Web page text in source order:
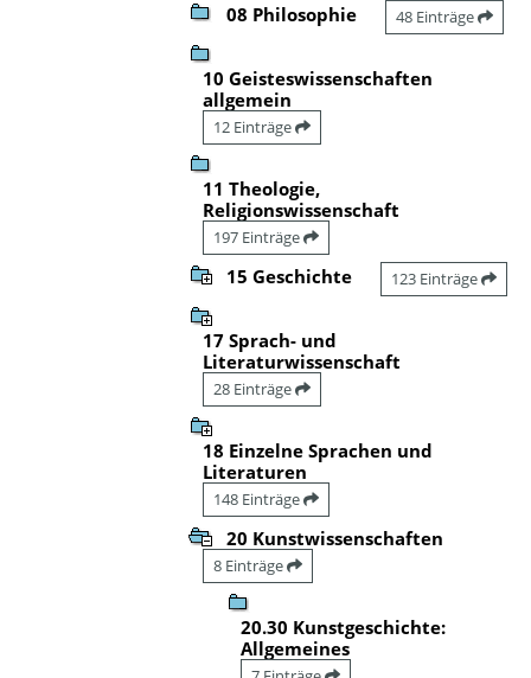
08 Philosophie 48 Einträge
10 Geisteswissenschaften
allgemein
12 Einträge
11 Theologie,
Religionswissenschaft
197 Einträge
15 Geschichte 123 Einträge
17 Sprach- und
Literaturwissenschaft
28 Einträge
18 Einzelne Sprachen und
Literaturen
148 Einträge
20 Kunstwissenschaften
8 Einträge
20.30 Kunstgeschichte:
Allgemeines